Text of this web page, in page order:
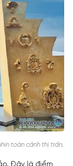
toàn cảnh thị trấn.